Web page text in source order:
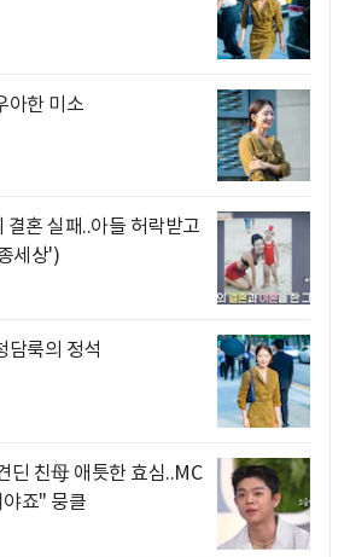
아한 미소
결혼 실패..아들 허락받고
세상')
담룩의 정석
딘 친母 애틋한 효심..MC
죠" 뭉클